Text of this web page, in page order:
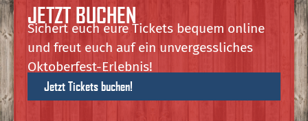
JETZT BUCHEN
Sichert euch eure Tickets bequem online
und freut euch auf ein unvergessliches
Oktoberfest-Erlebnis!
Jetzt Tickets buchen!